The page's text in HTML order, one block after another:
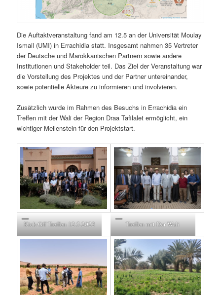
Die Auftaktveranstaltung fand am 12.5 an der Universität Moulay
Ismail (UMI) in Errachidia statt. Insgesamt nahmen 35 Vertreter
der Deutsche und Marokkanischen Partnern sowie andere
Institutionen und Stakeholder teil. Das Ziel der Veranstaltung war
die Vorstellung des Projektes und der Partner untereinander,
sowie potentielle Akteure zu informieren und involvieren.
Zusätzlich wurde im Rahmen des Besuchs in Errachidia ein
Treffen mit der Wali der Region Draa Tafilalet ermöglicht, ein
wichtiger Meilenstein für den Projektstart.
Kick-Off Treffen 12.5.2022 Treffen mit Der Wali